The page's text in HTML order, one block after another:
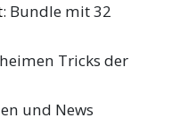
: Bundle mit 32
Tricks der
und News